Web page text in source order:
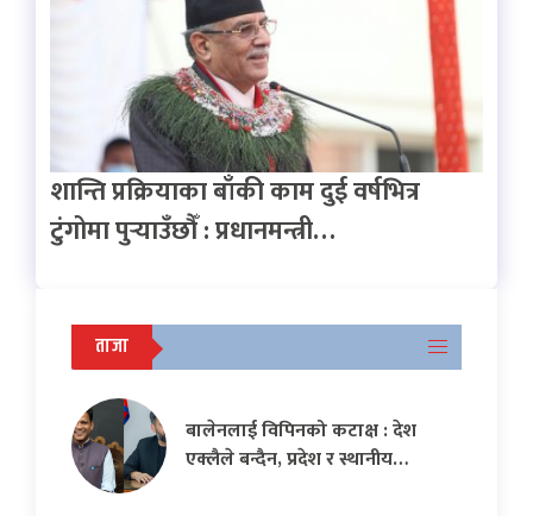
शान्ति प्रक्रियाका बाँकी काम दुई वर्षभित्र
टुंगोमा पुर्‍याउँछौँ : प्रधानमन्त्री…
ताजा
बालेनलाई विपिनको कटाक्ष : देश
एक्लैले बन्दैन, प्रदेश र स्थानीय…